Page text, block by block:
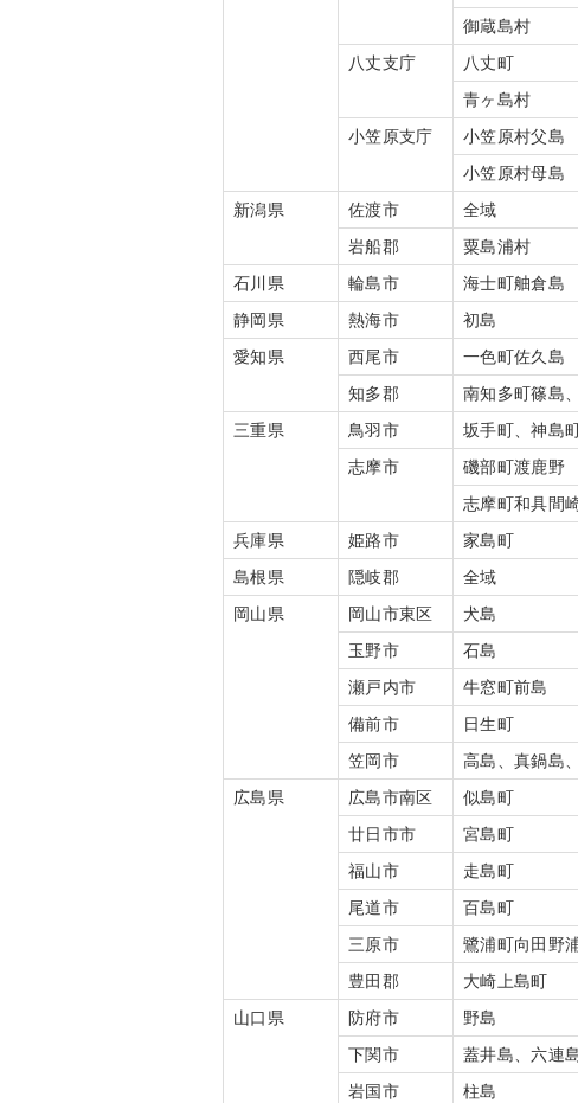
御蔵島村
八丈支庁
八丈町
青ヶ島村
小笠原支庁
小笠原村父島
小笠原村母島
新潟県
佐渡市 全域
岩船郡
粟島浦村
石川県
輪島市 海士町舳倉島
静岡県
熱海市 初島
愛知県
西尾市 一色町佐久島
知多郡
南知多町篠島
三重県
鳥羽市 坂手町、神島
志摩市
磯部町渡鹿野
志摩町和具間
兵庫県
姫路市 家島町
島根県
隠岐郡 全域
岡山県
岡山市東区 犬島
玉野市
石島
瀬戸内市
牛窓町前島
備前市
日生町
笠岡市
高島、真鍋島
広島県
広島市南区 似島町
廿日市市
宮島町
福山市
走島町
尾道市
百島町
三原市
鷺浦町向田野
豊田郡
大崎上島町
山口県
防府市 野島
下関市
蓋井島、六連
岩国市
柱島